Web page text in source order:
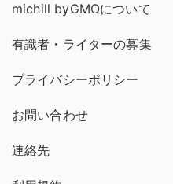
michill byGMOについて
有識者・ライターの募集
プライバシーポリシー
お問い合わせ
連絡先